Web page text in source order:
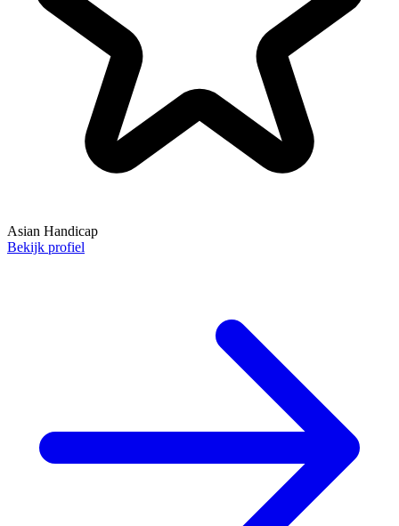
Asian Handicap
Bekijk profiel